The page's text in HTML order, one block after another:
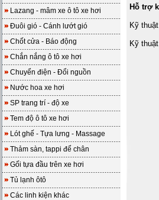
Lazang - mâm xe ô tô xe hơi
Đuôi gió - Cánh lướt gió
Chốt cửa - Báo động
Chắn nắng ô tô xe hơi
Chuyển điện - Đổi nguồn
Nước hoa xe hơi
SP trang trí - độ xe
Tem độ ô tô xe hơi
Lót ghế - Tựa lưng - Massage
Thảm sàn, tappi để chân
Gối tựa đầu trên xe hơi
Tủ lạnh ôtô
Các linh kiện khác
Hỗ trợ
Kỹ
Kỹ